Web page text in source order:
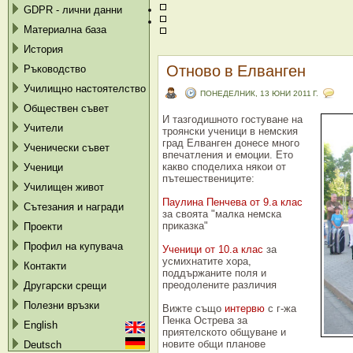
GDPR - лични данни
Материална база
История
Ръководство
Училищно настоятелство
Обществен съвет
Учители
Ученически съвет
Ученици
Училищен живот
Сътезания и награди
Проекти
Профил на купувача
Контакти
Другарски срещи
Полезни връзки
English
Deutsch
Отново в Елванген
ПОНЕДЕЛНИК, 13 ЮНИ 2011 Г.
И тазгодишното гостуване на
троянски ученици в немския
град Елванген донесе много
впечатления и емоции. Ето
какво споделиха някои от
пътешествениците:
Паулина Пенчева от 9.а клас
за своята "малка немска
приказка"
Ученици от 10.а клас за
усмихнатите хора,
поддържаните поля и
преодолените различия
Вижте също интервю с г-жа
Пенка Острева за
приятелското общуване и
новите общи планове